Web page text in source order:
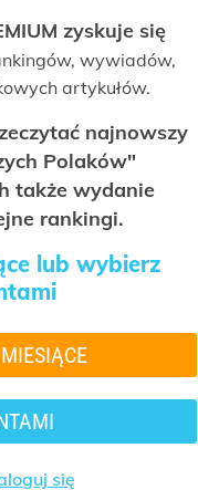
zyskuje się
wywiadów,
artykułów.
najnowszy
Polaków"
także wydanie
rankingi.
lub wybierz
się